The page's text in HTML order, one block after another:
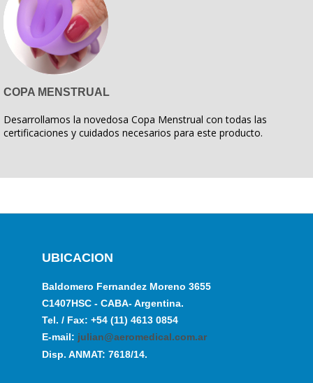
COPA MENSTRUAL
Desarrollamos la novedosa Copa Menstrual con todas las
certificaciones y cuidados necesarios para este producto.
UBICACION
Baldomero Fernandez Moreno 3655
C1407HSC - CABA- Argentina.
Tel. / Fax: +54 (11) 4613 0854
E-mail: julian@aeromedical.com.ar
Disp. ANMAT: 7618/14.